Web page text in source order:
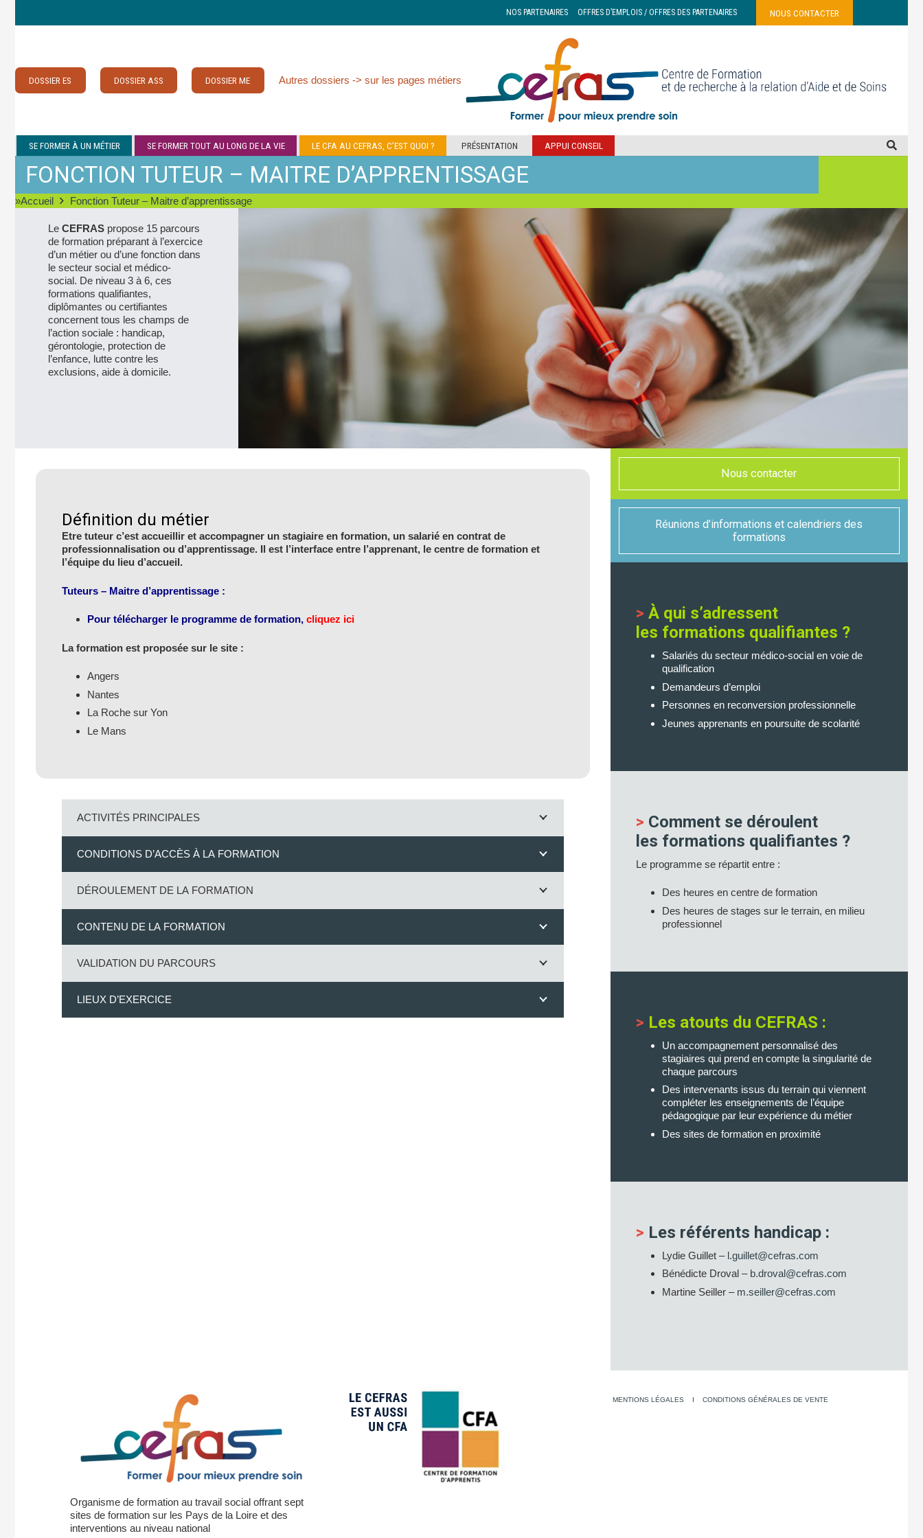
NOS PARTENAIRES OFFRES D’EMPLOIS / OFFRES DES PARTENAIRES NOUS CONTACTER
DOSSIER ES DOSSIER ASS DOSSIER ME Autres dossiers -> sur les pages métiers
SE FORMER À UN MÉTIER SE FORMER TOUT AU LONG DE LA VIE LE CFA AU CEFRAS, C’EST QUOI ? PRÉSENTATION APPUI CONSEIL
FONCTION TUTEUR – MAITRE D’APPRENTISSAGE
»Accueil Fonction Tuteur – Maitre d’apprentissage
Le CEFRASpropose 15 parcours
de formation préparant à l’exercice
d’un métier ou d’une fonction dans
le secteur social et médico-
social. De niveau 3 à 6, ces
formations qualifiantes,
diplômantes ou certifiantes
concernent tous les champs de
l’action sociale : handicap,
gérontologie, protection de
l’enfance, lutte contre les
exclusions, aide à domicile.
Définition du métier
Etre tuteur c’est accueillir et accompagner un stagiaire en formation, un salarié en contrat de
professionnalisation ou d’apprentissage. Il est l’interface entre l’apprenant, le centre de formation et
l’équipe du lieu d’accueil.
Tuteurs – Maitre d’apprentissage :
Pour télécharger le programme de formation, cliquez ici
La formation est proposée sur le site :
Angers
Nantes
La Roche sur Yon
Le Mans
ACTIVITÉS PRINCIPALES
CONDITIONS D’ACCÈS À LA FORMATION
DÉROULEMENT DE LA FORMATION
CONTENU DE LA FORMATION
VALIDATION DU PARCOURS
LIEUX D’EXERCICE
Nous contacter
Réunions d’informations et calendriers des
formations
> À qui s’adressent
les formations qualifiantes ?
Salariés du secteur médico-social en voie de
qualification
Demandeurs d’emploi
Personnes en reconversion professionnelle
Jeunes apprenants en poursuite de scolarité
> Comment se déroulent
les formations qualifiantes ?
Le programme se répartit entre :
Des heures en centre de formation
Des heures de stages sur le terrain, en milieu
professionnel
> Les atouts du CEFRAS :
Un accompagnement personnalisé des
stagiaires qui prend en compte la singularité de
chaque parcours
Des intervenants issus du terrain qui viennent
compléter les enseignements de l’équipe
pédagogique par leur expérience du métier
Des sites de formation en proximité
> Les référents handicap :
Lydie Guillet – l.guillet@cefras.com
Bénédicte Droval – b.droval@cefras.com
Martine Seiller – m.seiller@cefras.com
Organisme de formation au travail social offrant sept
sites de formation sur les Pays de la Loire et des
interventions au niveau national
MENTIONS LÉGALES I CONDITIONS GÉNÉRALES DE VENTE